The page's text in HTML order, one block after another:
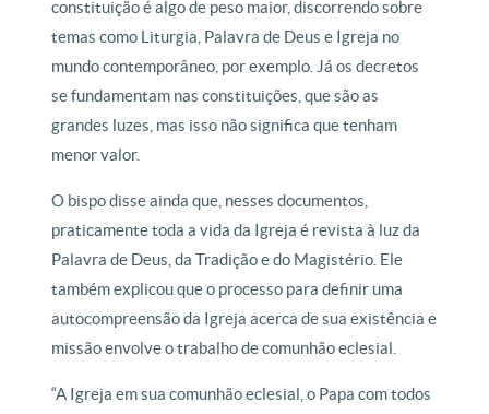
constituição é algo de peso maior, discorrendo sobre
temas como Liturgia, Palavra de Deus e Igreja no
mundo contemporâneo, por exemplo. Já os decretos
se fundamentam nas constituições, que são as
grandes luzes, mas isso não significa que tenham
menor valor.
O bispo disse ainda que, nesses documentos,
praticamente toda a vida da Igreja é revista à luz da
Palavra de Deus, da Tradição e do Magistério. Ele
também explicou que o processo para definir uma
autocompreensão da Igreja acerca de sua existência e
missão envolve o trabalho de comunhão eclesial.
“A Igreja em sua comunhão eclesial, o Papa com todos